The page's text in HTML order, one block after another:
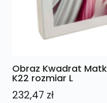
Obraz Kwadrat
K22 rozmiar L
232,47 zł